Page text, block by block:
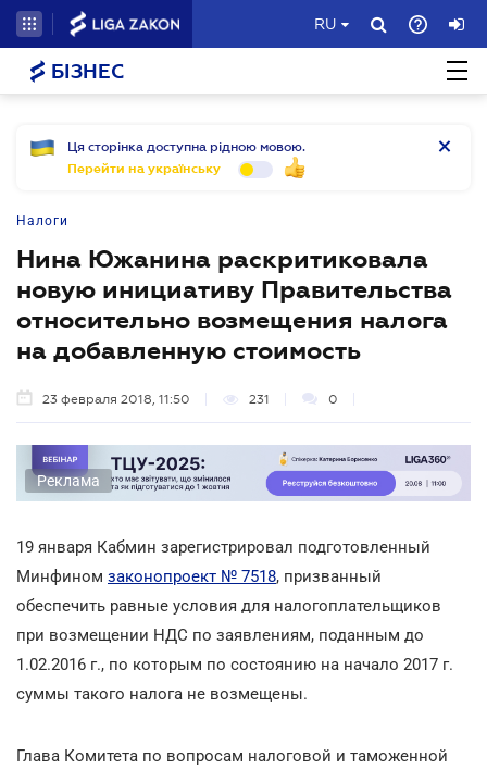
RU
БІЗНЕС
Ця сторінка доступна рідною мовою.
Перейти на українську
Налоги
Нина Южанина раскритиковала
новую инициативу Правительства
относительно возмещения налога
на добавленную стоимость
23 февраля 2018, 11:50 231 0
Реклама
19 января Кабмин зарегистрировал подготовленный
Минфином законопроект № 7518, призванный
обеспечить равные условия для налогоплательщиков
при возмещении НДС по заявлениям, поданным до
1.02.2016 г., по которым по состоянию на начало 2017 г.
суммы такого налога не возмещены.
Глава Комитета по вопросам налоговой и таможенной